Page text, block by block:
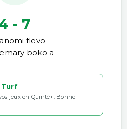
- 7
flevo
boko a
Turf
jeux en Quinté+. Bonne